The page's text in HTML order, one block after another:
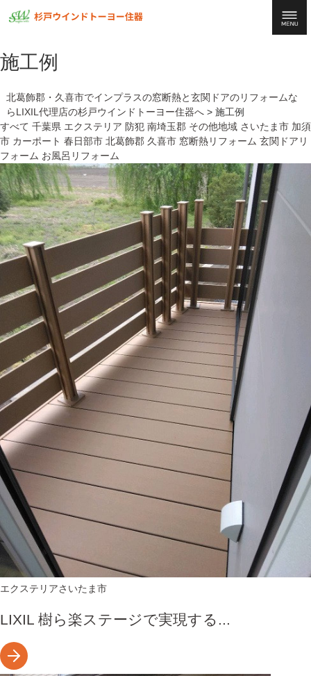
施工例
北葛飾郡・久喜市でインプラスの窓断熱と玄関ドアのリフォームな
らLIXIL代理店の杉戸ウインドトーヨー住器へ> 施工例
すべて 千葉県 エクステリア 防犯 南埼玉郡 その他地域 さいたま市 加須
市 カーポート 春日部市 北葛飾郡 久喜市 窓断熱リフォーム 玄関ドアリ
フォーム お風呂リフォーム
エクステリアさいたま市
LIXIL 樹ら楽ステージで実現する...